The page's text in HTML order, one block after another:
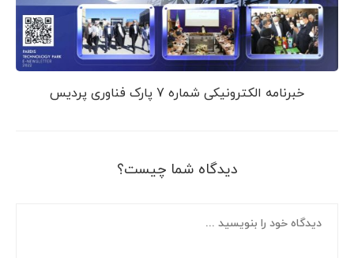
خبرنامه الکترونیکی شماره 7 پارک فناوری پردیس
دیدگاه شما چیست؟